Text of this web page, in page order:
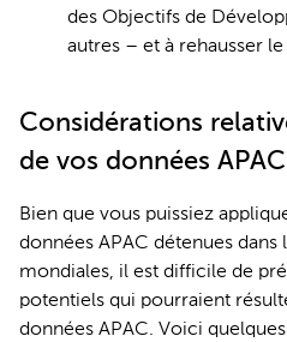
des Objectifs de D
autres – et à rehausser
Considérations
de vos données APAC
Bien que vous puissiez
données APAC détenues dans
mondiales, il est difficile de
potentiels qui pourraient
données APAC. Voici